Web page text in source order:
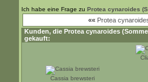
Ich habe eine Frage zu Protea cynaroides
«« Protea
Kunden, die Protea cynaroides
gekauft:
Cassia brewsteri